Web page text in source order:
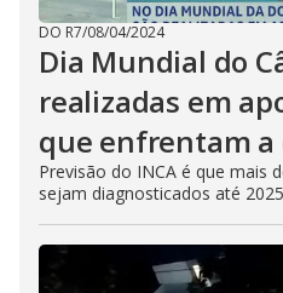
DO R7/08/04/2024
Dia Mundial do
realizadas em
que enfrentam a
Previsão do INCA é que mais
sejam diagnosticados até